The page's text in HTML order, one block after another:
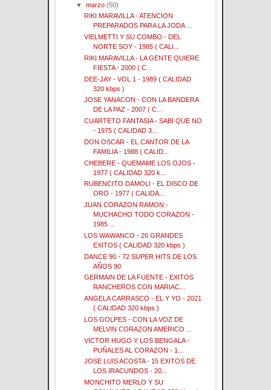
▼marzo (50)
RIKI MARAVILLA - ATENCION
PREPARADOS PARA LA JODA ...
VIELMETTI Y SU COMBO - DEL
NORTE SOY - 1985 ( CALI...
RIKI MARAVILLA - LA GENTE QUIERE
FIESTA - 2000 ( C...
DEE-JAY - VOL 1 - 1989 ( CALIDAD
320 kbps )
JOSE YANACON - CON LA BANDERA
DE LA PAZ - 2007 ( C...
CUARTETO FANTASIA - SABI QUE NO
- 1975 ( CALIDAD 3...
DON OSCAR - EL CANTOR DE LA
FAMILIA - 1988 ( CALID...
CHEBERE - QUEMAME LOS OJOS -
1977 ( CALIDAD 320 k...
RUBENCITO DAMOLI - EL DISCO DE
ORO - 1977 ( CALIDA...
JUAN CORAZON RAMON -
MUCHACHO TODO CORAZON -
1985 ...
LOS WAWANCO - 26 GRANDES
EXITOS ( CALIDAD 320 kbps )
DANCE 90 - 72 SUPER HITS DE LOS
AÑOS 90
GERMAIN DE LA FUENTE - EXITOS
RANCHEROS CON MARIAC...
ANGELA CARRASCO - EL Y YO - 2021
( CALIDAD 320 kbps )
LOS GOLPES - CON LA VOZ DE
MELVIN CORAZON AMERICO ...
VICTOR HUGO Y LOS BENGALA -
PUÑALES AL CORAZON - 1...
JOSE LUIS ACOSTA - 15 EXITOS DE
LOS IRACUNDOS - 20...
MONCHITO MERLO Y SU